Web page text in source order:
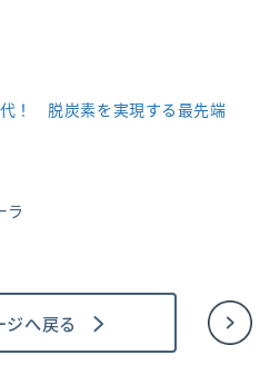
！ 脱炭素を実現する最先端
ラ
ジへ戻る